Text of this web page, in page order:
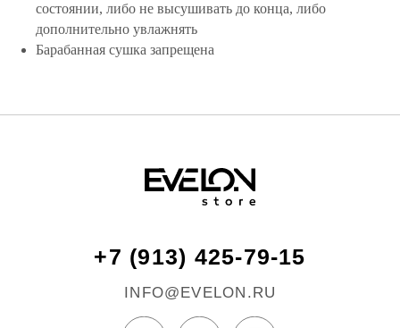
состоянии, либо не высушивать до конца, либо
дополнительно увлажнять
Барабанная сушка запрещена
EVELON
ПОКУПАТЕЛЮ
ОБМЕН И ВОЗВРАТ
КАТАЛОГ
СПОРТИВНЫЕ КОСТЮМЫ
ПОДАРОЧНЫЕ СЕРТИФИКАТЫ